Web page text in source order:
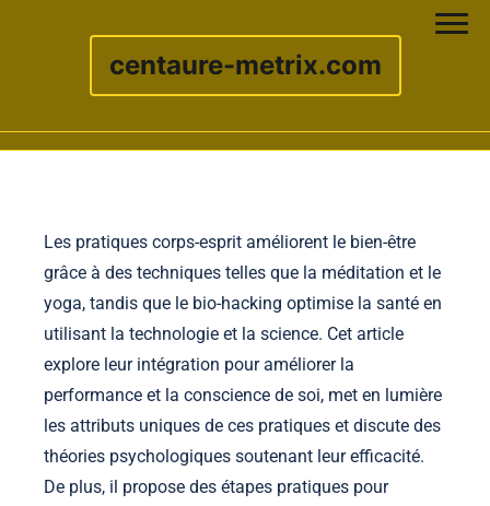
centaure-metrix.com
Les pratiques corps-esprit améliorent le bien-être
grâce à des techniques telles que la méditation et le
yoga, tandis que le bio-hacking optimise la santé en
utilisant la technologie et la science. Cet article
explore leur intégration pour améliorer la
performance et la conscience de soi, met en lumière
les attributs uniques de ces pratiques et discute des
théories psychologiques soutenant leur efficacité.
De plus, il propose des étapes pratiques pour